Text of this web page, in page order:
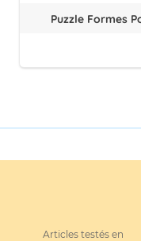
Puzzle Formes
Articles testés en